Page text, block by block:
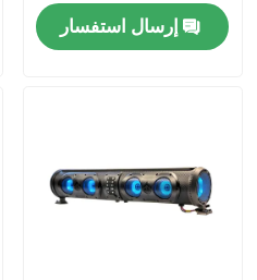
مسكنإرسال استفسار